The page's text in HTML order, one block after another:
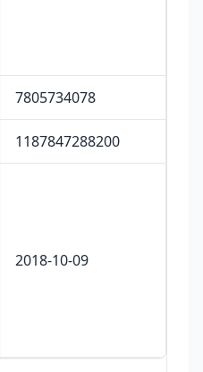
7805734078
1187847288200
2018-10-09